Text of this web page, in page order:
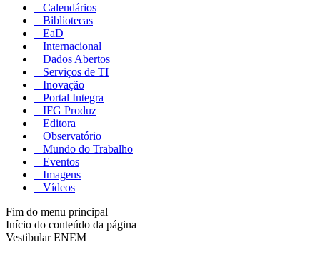
Calendários
Bibliotecas
EaD
Internacional
Dados Abertos
Serviços de TI
Inovação
Portal Integra
IFG Produz
Editora
Observatório
Mundo do Trabalho
Eventos
Imagens
Vídeos
Fim do menu principal
Início do conteúdo da página
Vestibular ENEM